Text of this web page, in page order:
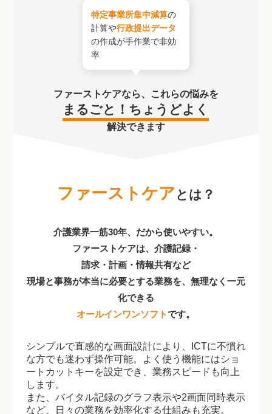
特定事業所集中減算の
計算や行政提出データ
の作成が手作業で非効
率
ファーストケアなら、 これらの悩みを
まるごと！ちょうどよく
解決できます
ファーストケア とは？
介護業界一筋30年、だから使いやすい。
ファーストケアは、介護記録・
請求・計画・情報共有など
現場と事務が本当に必要とする業務を、 無理なく一元
化できる
オールインワンソフトです。
シンプルで直感的な画面設計により、ICTに不慣れ
な方でも迷わず操作可能。よく使う機能にはショ
ートカットキーを設定でき、業務スピードも向上
します。
また、バイタル記録のグラフ表示や2画面同時表示
など、日々の業務を効率化する仕組みも充実。